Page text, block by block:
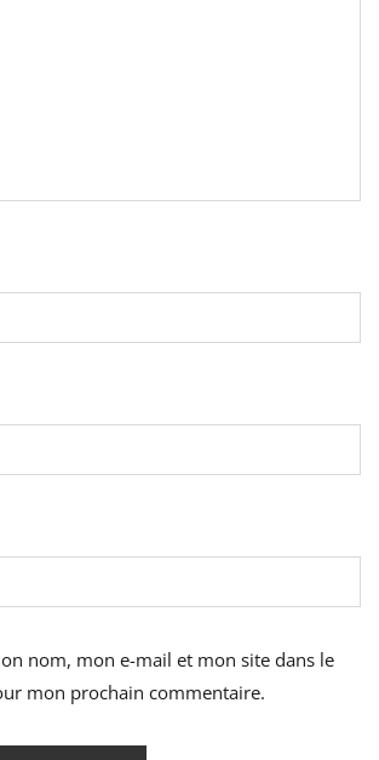
nom, mon e-mail et mon site dans le
mon prochain commentaire.